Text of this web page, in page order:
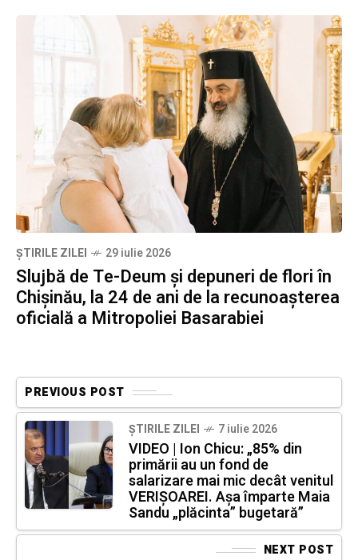
ȘTIRILE ZILEI 29 iulie 2026
Slujbă de Te-Deum și depuneri de flori în
Chișinău, la 24 de ani de la recunoașterea
oficială a Mitropoliei Basarabiei
PREVIOUS POST
ȘTIRILE ZILEI 7 iulie 2026
VIDEO | Ion Chicu: „85% din
primării au un fond de
salarizare mai mic decât venitul
VERIȘOAREI. Așa împarte Maia
Sandu „plăcinta” bugetară”
NEXT POST